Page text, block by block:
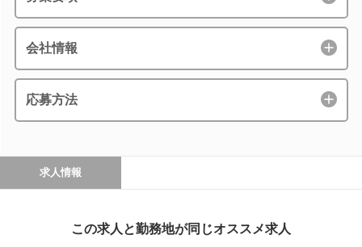
会社情報
応募方法
求人情報
この求人と勤務地が同じオススメ求人